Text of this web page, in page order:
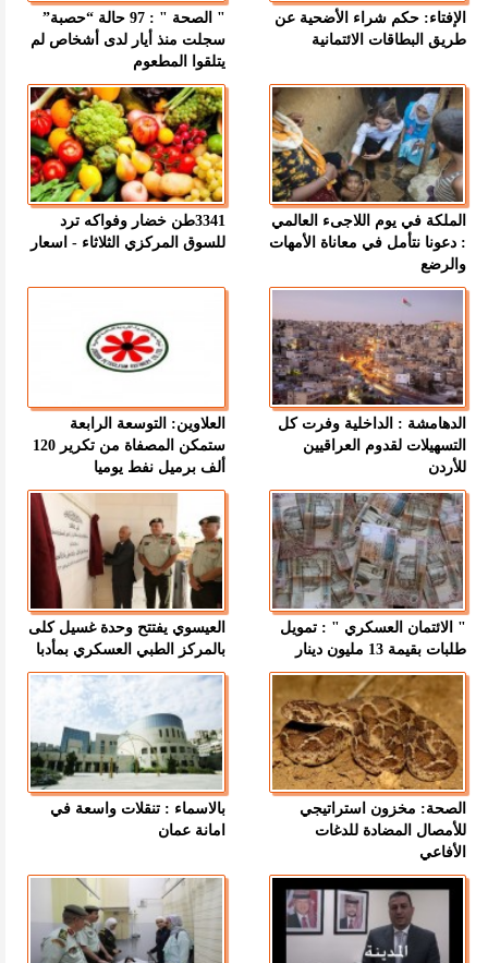
الإفتاء: حكم شراء الأضحية عن
طريق البطاقات الائتمانية
" الصحة " : 97 حالة “حصبة”
سجلت منذ أيار لدى أشخاص لم
يتلقوا المطعوم
الملكة في يوم اللاجىء العالمي
: دعونا نتأمل في معاناة الأمهات
والرضع
3341طن خضار وفواكه ترد
للسوق المركزي الثلاثاء - اسعار
الدهامشة : الداخلية وفرت كل
التسهيلات لقدوم العراقيين
للأردن
العلاوين: التوسعة الرابعة
ستمكن المصفاة من تكرير 120
ألف برميل نفط يوميا
" الائتمان العسكري " : تمويل
طلبات بقيمة 13 مليون دينار
العيسوي يفتتح وحدة غسيل كلى
بالمركز الطبي العسكري بمأدبا
الصحة: مخزون استراتيجي
للأمصال المضادة للدغات
الأفاعي
بالاسماء : تنقلات واسعة في
امانة عمان